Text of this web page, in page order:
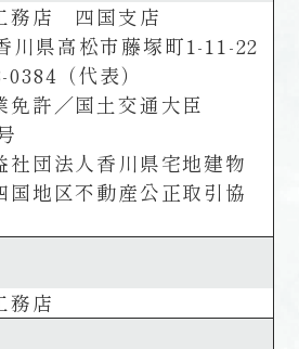
務店 四国支店
県高松市藤塚町1-11-22
（代表）
免許／国土交通大臣
社団法人香川県宅地建物
国地区不動産公正取引協
務店